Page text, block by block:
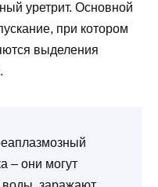
уретрит. Основной
при котором
выделения
– они могут